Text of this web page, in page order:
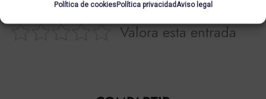
Política de cookiesPolítica privacidadAviso legal
Valora esta entrada